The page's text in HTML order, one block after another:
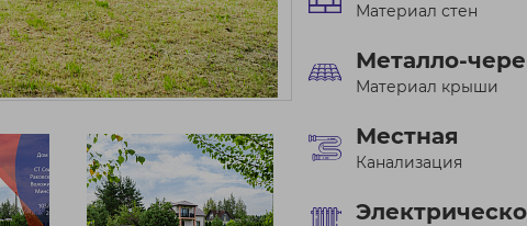
Материал стен
Металло-
Материал крыши
Местная
Канализация